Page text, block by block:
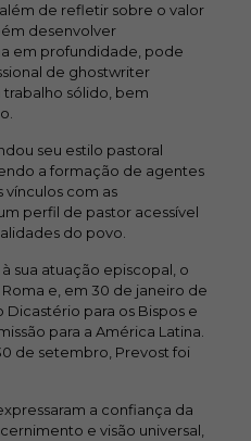
de refletir sobre o valor
desenvolver
em profundidade, pode
de ghostwriter
sólido, bem
seu estilo pastoral
a formação de agentes
com as
perfil de pastor acessível
do povo.
sua atuação episcopal, o
e, em 30 de janeiro de
para os Bispos e
para a América Latina.
de setembro, Prevost foi
a confiança da
e visão universal,